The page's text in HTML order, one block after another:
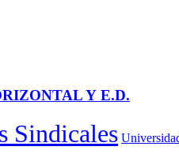
Y E.D.
Sindicales